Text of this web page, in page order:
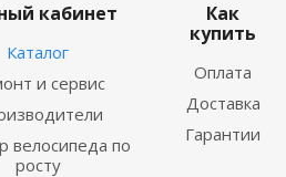
кабинет
Каталог
и сервис
велосипеда по
росту
Как
купить
Оплата
Доставка
Гарантии